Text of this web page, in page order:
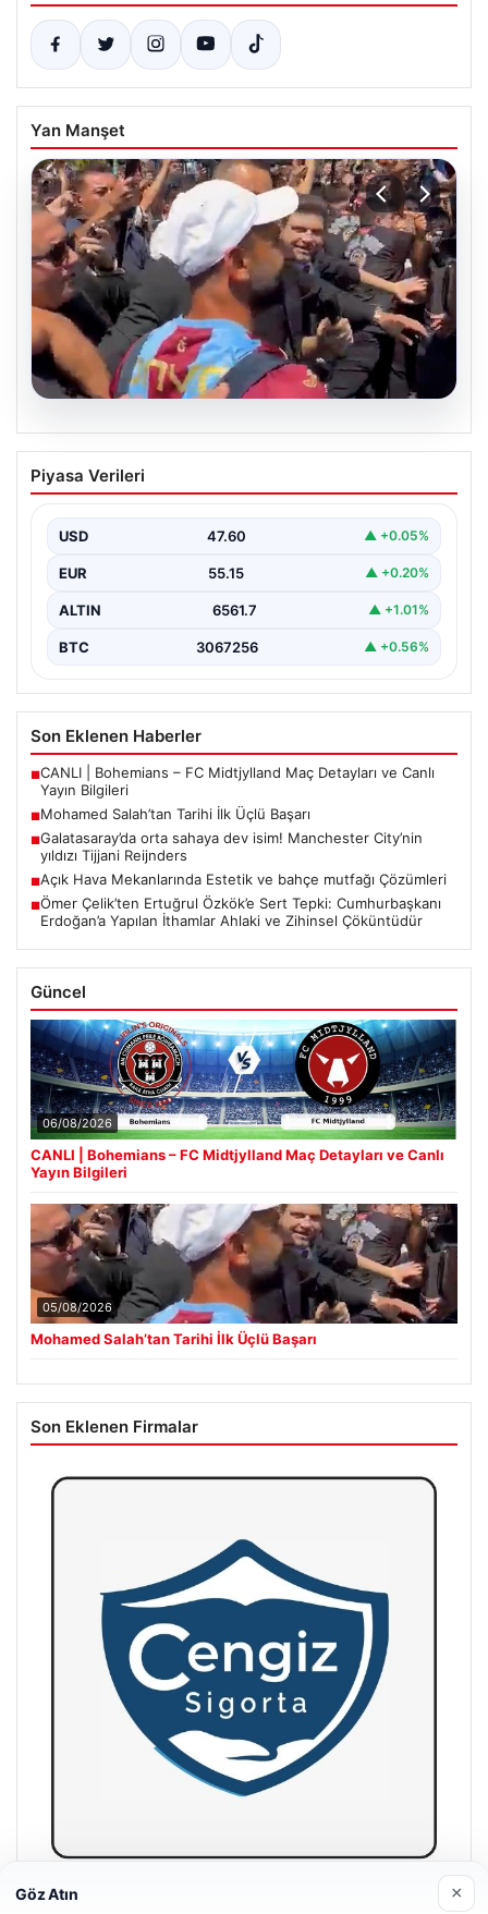
Yan Manşet
Mohamed Salah’tan Tarihi İlk Üçlü
Başarı
önemli bir dönüm noktasına imza attı. Takımının
hücum…
Piyasa Verileri
USD 47.60 ▲ +0.05%
EUR 55.15 ▲ +0.20%
ALTIN 6561.7 ▲ +1.01%
BTC 3067256 ▲ +0.56%
Son Eklenen Haberler
■CANLI | Bohemians – FC Midtjylland Maç Detayları ve Canlı
Yayın Bilgileri
■Mohamed Salah’tan Tarihi İlk Üçlü Başarı
■Galatasaray’da orta sahaya dev isim! Manchester City’nin
yıldızı Tijjani Reijnders
■Açık Hava Mekanlarında Estetik ve bahçe mutfağı Çözümleri
■Ömer Çelik’ten Ertuğrul Özkök’e Sert Tepki: Cumhurbaşkanı
Erdoğan’a Yapılan İthamlar Ahlaki ve Zihinsel Çöküntüdür
Güncel
06/08/2026
CANLI | Bohemians – FC Midtjylland Maç Detayları ve Canlı
Yayın Bilgileri
05/08/2026
Mohamed Salah’tan Tarihi İlk Üçlü Başarı
Son Eklenen Firmalar
Hastaş Beton
Göz Atın ×